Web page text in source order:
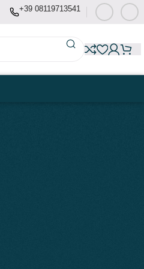
+39 08119713541